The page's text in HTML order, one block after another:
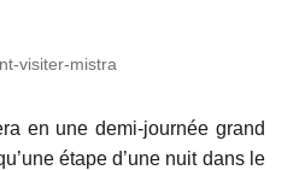
visiter-mistra
en une demi-journée grand
étape d’une nuit dans le